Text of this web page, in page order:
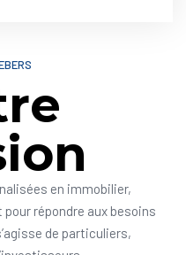
en immobilier,
répondre aux besoins
de particuliers,